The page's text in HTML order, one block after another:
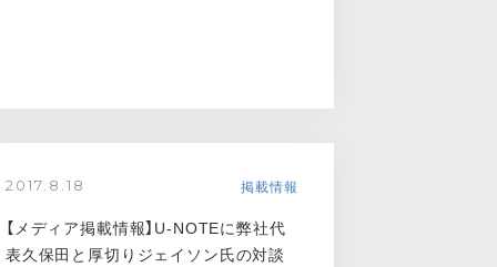
2017.8.18 掲載情報
【メディア掲載情報】U-NOTEに弊社代
表久保田と厚切りジェイソン氏の対談